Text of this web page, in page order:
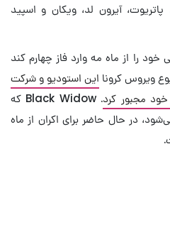
آیرون لد، ویکان و اسپید
را از ماه مه وارد فاز چهارم کند
ویروس کرونا این استودیو و شرکت
خود مجبور کرد
. Black Widow که
در حال حاضر برای اکران از ماه